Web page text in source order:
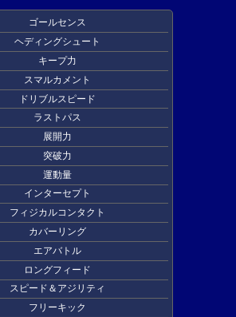
ゴールセンス
ヘディングシュート
キープ力
スマルカメント
ドリブルスピード
ラストパス
展開力
突破力
運動量
インターセプト
フィジカルコンタクト
カバーリング
エアバトル
ロングフィード
スピード＆アジリティ
フリーキック